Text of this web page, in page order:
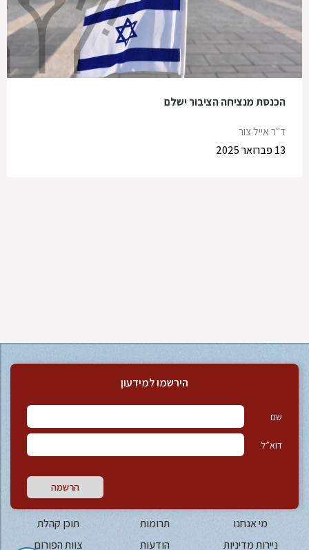
הכנסת מנציחה הציבור ישלם
ד"ר אייל צור
13 פברואר 2025
הירשמו למידעון
שם
דוא”ל
הרשמה
מי אנחנו תרומות
תוכן קהלת
ניירות מדיניות
הודעות צוות הפורום